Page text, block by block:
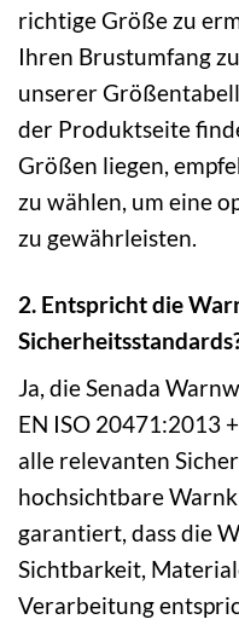
richtige Größe zu
Ihren Brustumfang
unserer
der Produktseite
Größen liegen,
zu wählen, um eine
zu gewährleisten.
2. Entspricht die
Ja, die Senada
EN ISO 20471:2013
alle relevanten
hochsichtbare
garantiert, dass die
Sichtbarkeit,
Verarbeitung